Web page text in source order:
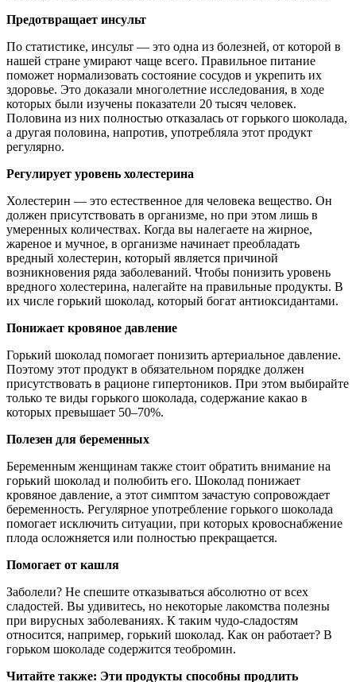
Предотвращает инсульт
По статистике, инсульт — это одна из болезней, от которой в
нашей стране умирают чаще всего. Правильное питание
поможет нормализовать состояние сосудов и укрепить их
здоровье. Это доказали многолетние исследования, в ходе
которых были изучены показатели 20 тысяч человек.
Половина из них полностью отказалась от горького шоколада,
а другая половина, напротив, употребляла этот продукт
регулярно.
Регулирует уровень холестерина
Холестерин — это естественное для человека вещество. Он
должен присутствовать в организме, но при этом лишь в
умеренных количествах. Когда вы налегаете на жирное,
жареное и мучное, в организме начинает преобладать
вредный холестерин, который является причиной
возникновения ряда заболеваний. Чтобы понизить уровень
вредного холестерина, налегайте на правильные продукты. В
их числе горький шоколад, который богат антиоксидантами.
Понижает кровяное давление
Горький шоколад помогает понизить артериальное давление.
Поэтому этот продукт в обязательном порядке должен
присутствовать в рационе гипертоников. При этом выбирайте
только те виды горького шоколада, содержание какао в
которых превышает 50–70%.
Полезен для беременных
Беременным женщинам также стоит обратить внимание на
горький шоколад и полюбить его. Шоколад понижает
кровяное давление, а этот симптом зачастую сопровождает
беременность. Регулярное употребление горького шоколада
помогает исключить ситуации, при которых кровоснабжение
плода осложняется или полностью прекращается.
Помогает от кашля
Заболели? Не спешите отказываться абсолютно от всех
сладостей. Вы удивитесь, но некоторые лакомства полезны
при вирусных заболеваниях. К таким чудо-сладостям
относится, например, горький шоколад. Как он работает? В
горьком шоколаде содержится теобромин.
Читайте также: Эти продукты способны продлить